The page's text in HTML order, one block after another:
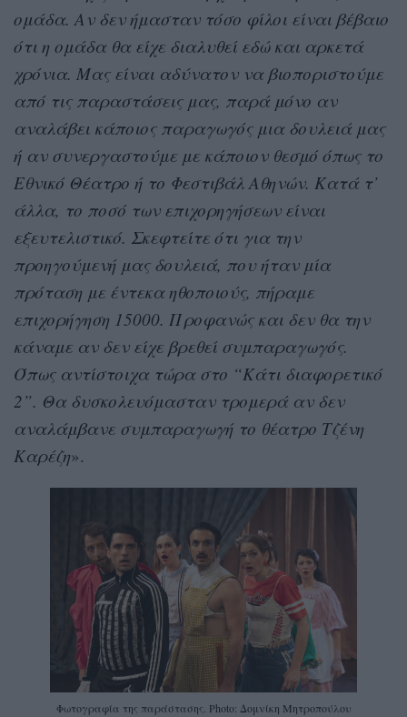
ομάδα. Αν δεν ήμασταν τόσο φίλοι είναι βέβαιο
ότι η ομάδα θα είχε διαλυθεί εδώ και αρκετά
χρόνια. Μας είναι αδύνατον να βιοποριστούμε
από τις παραστάσεις μας, παρά μόνο αν
αναλάβει κάποιος παραγωγός μια δουλειά μας
ή αν συνεργαστούμε με κάποιον θεσμό όπως το
Εθνικό Θέατρο ή το Φεστιβάλ Αθηνών. Κατά τ’
άλλα, το ποσό των επιχορηγήσεων είναι
εξευτελιστικό. Σκεφτείτε ότι για την
προηγούμενή μας δουλειά, που ήταν μία
πρόταση με έντεκα ηθοποιούς, πήραμε
επιχορήγηση 15000. Προφανώς και δεν θα την
κάναμε αν δεν είχε βρεθεί συμπαραγωγός.
Όπως αντίστοιχα τώρα στο “Κάτι διαφορετικό
2”. Θα δυσκολευόμασταν τρομερά αν δεν
αναλάμβανε συμπαραγωγή το θέατρο Τζένη
Καρέζη».
Φωτογραφία της παράστασης. Photo: Δομνίκη Μητροπούλου